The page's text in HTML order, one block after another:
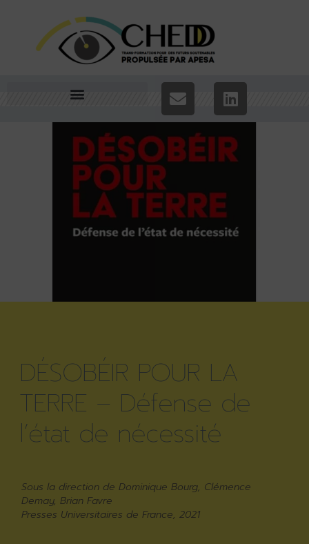
DÉSOBÉIR POUR LA
TERRE – Défense de
l’état de nécessité
Sous la direction de Dominique Bourg, Clémence
Demay, Brian Favre
Presses Universitaires de France, 2021